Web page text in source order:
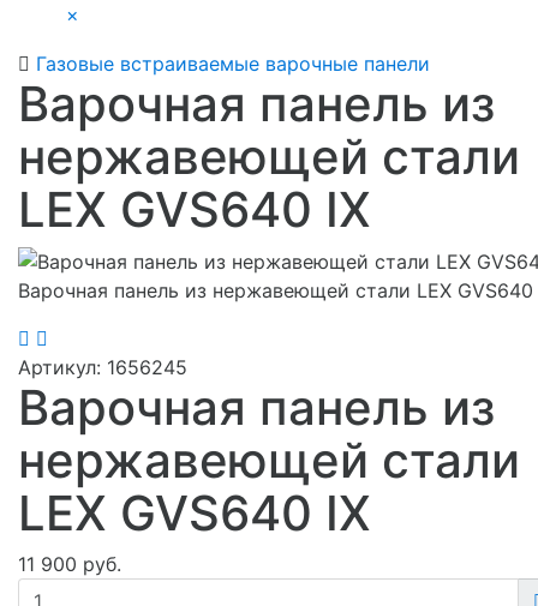
×
Газовые встраиваемые варочные панели
Варочная панель из
нержавеющей стали
LEX GVS640 IX
Варочная панель из нержавеющей стали LEX GVS640
Артикул: 1656245
Варочная панель из
нержавеющей стали
LEX GVS640 IX
11 900 руб.